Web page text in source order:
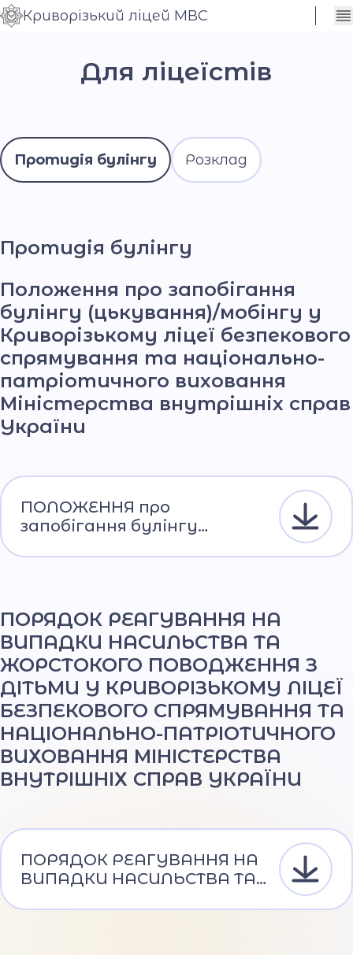
Контраст
Криворізький ліцей МВС
Для ліцеїстів
Протидія булінгу Розклад
Протидія булінгу
Положення про запобігання
булінгу (цькування)/мобінгу у
Криворізькому ліцеї безпекового
спрямування та національно-
патріотичного виховання
Міністерства внутрішніх справ
України
ПОЛОЖЕННЯ про
запобігання булінгу
ПОРЯДОК РЕАГУВАННЯ НА
ВИПАДКИ НАСИЛЬСТВА ТА
ЖОРСТОКОГО ПОВОДЖЕННЯ З
ДІТЬМИ У КРИВОРІЗЬКОМУ ЛІЦЕЇ
БЕЗПЕКОВОГО СПРЯМУВАННЯ ТА
НАЦІОНАЛЬНО-ПАТРІОТИЧНОГО
ВИХОВАННЯ МІНІСТЕРСТВА
ВНУТРІШНІХ СПРАВ УКРАЇНИ
ПОРЯДОК РЕАГУВАННЯ НА
ВИПАДКИ НАСИЛЬСТВА ТА
З ДІТЬМИ